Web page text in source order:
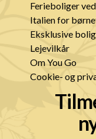
Ferieboliger
Italien for
Eksklusive
Lejevilkår
Om You Go
Cookie- og